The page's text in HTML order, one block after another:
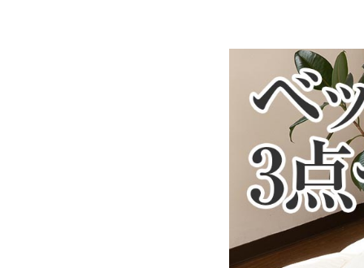
・配達日指定ＯＫ！
※北海道・沖縄・離島
合がございます。また
※できる限り実際の色
により誤差がでる場合